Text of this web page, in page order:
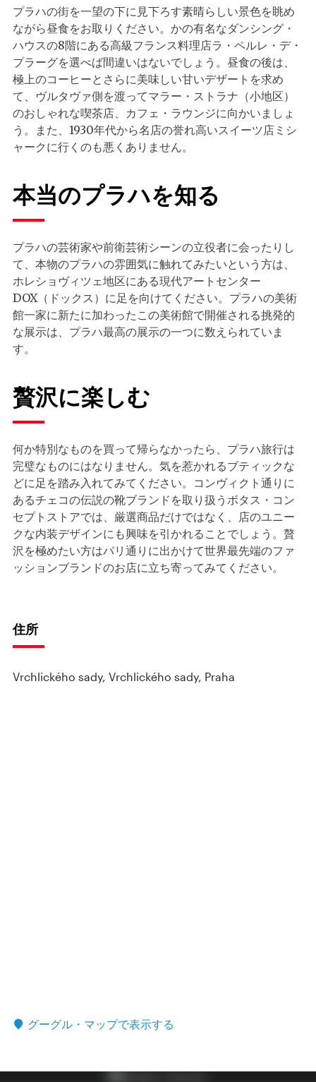
プラハの街を一望の下に見下ろす素晴らしい景色を眺め
ながら昼食をお取りください。かの有名なダンシング・
ハウスの8階にある高級フランス料理店ラ・ペルレ・デ・
プラーグを選べば間違いはないでしょう。昼食の後は、
極上のコーヒーとさらに美味しい甘いデザートを求め
て、ヴルタヴァ側を渡ってマラー・ストラナ（小地区）
のおしゃれな喫茶店、カフェ・ラウンジに向かいましょ
う。また、1930年代から名店の誉れ高いスイーツ店ミシ
ャークに行くのも悪くありません。
本当のプラハを知る
プラハの芸術家や前衛芸術シーンの立役者に会ったりし
て、本物のプラハの雰囲気に触れてみたいという方は、
ホレショヴィツェ地区にある現代アートセンター
DOX（ドックス）に足を向けてください。プラハの美術
館一家に新たに加わったこの美術館で開催される挑発的
な展示は、プラハ最高の展示の一つに数えられていま
す。
贅沢に楽しむ
何か特別なものを買って帰らなかったら、プラハ旅行は
完璧なものにはなりません。気を惹かれるブティックな
どに足を踏み入れてみてください。コンヴィクト通りに
あるチェコの伝説の靴ブランドを取り扱うボタス・コン
セプトストアでは、厳選商品だけではなく、店のユニー
クな内装デザインにも興味を引かれることでしょう。贅
沢を極めたい方はパリ通りに出かけて世界最先端のファ
ッションブランドのお店に立ち寄ってみてください。
住所
Vrchlického sady, Vrchlického sady, Praha
グーグル・マップで表示する